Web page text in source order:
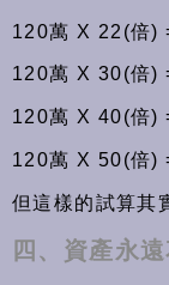
120萬 X 22(倍)
120萬 X 30(倍)
120萬 X 40(倍)
120萬 X 50(倍)
但這樣的試算其
四、資產永